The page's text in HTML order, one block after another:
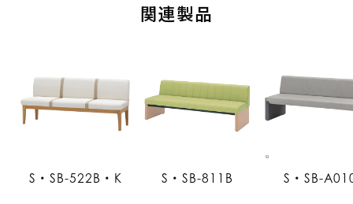
関連製品
S・SB-522B・K S・SB-811B S・SB-